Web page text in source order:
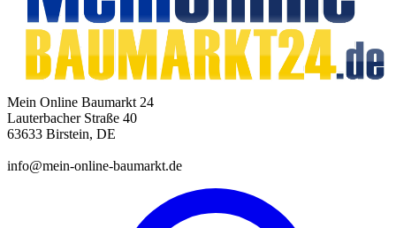
Mein Online Baumarkt 24
Lauterbacher Straße 40
63633 Birstein, DE
info@mein-online-baumarkt.de